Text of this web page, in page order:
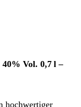
Vol. 0,7 l –
hochwertiger